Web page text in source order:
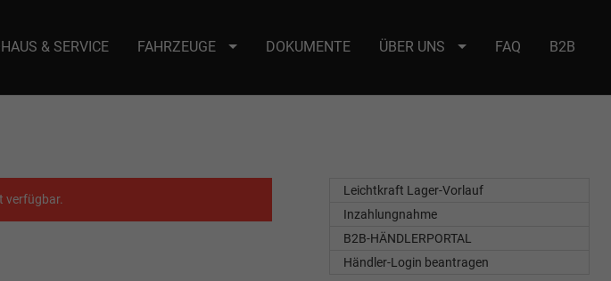
Host Name : selector2._domainkey Points to address or value: selector2-aee-
& SERVICE FAHRZEUGE DOKUMENTE ÜBER UNS FAQ B2B
verfügbar.
Leichtkraft Lager-Vorlauf
Inzahlungnahme
B2B-HÄNDLERPORTAL
Händler-Login beantragen